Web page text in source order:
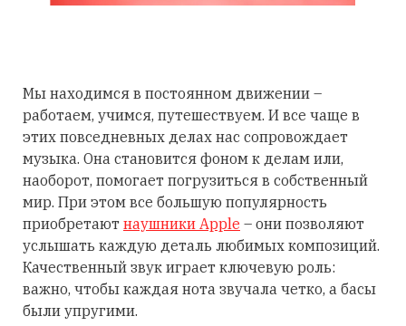
Мы находимся в постоянном движении –
работаем, учимся, путешествуем. И все чаще в
этих повседневных делах нас сопровождает
музыка. Она становится фоном к делам или,
наоборот, помогает погрузиться в собственный
мир. При этом все большую популярность
приобретают наушники Apple – они позволяют
услышать каждую деталь любимых композиций.
Качественный звук играет ключевую роль:
важно, чтобы каждая нота звучала четко, а басы
были упругими.